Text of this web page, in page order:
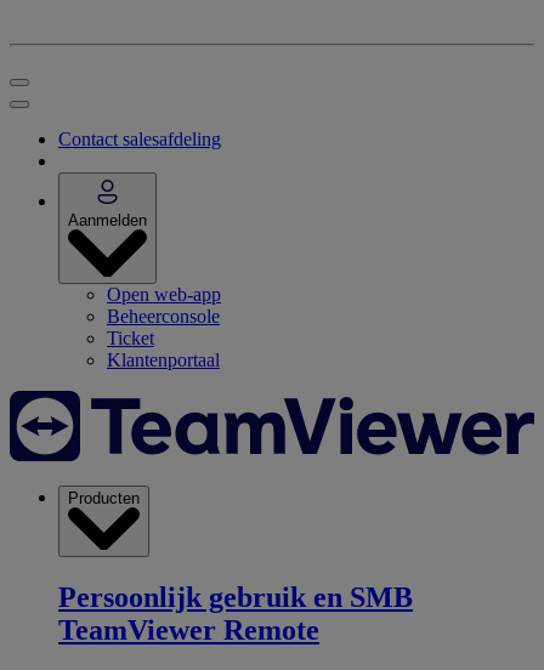
Contact salesafdeling
Aanmelden
Open web-app
Beheerconsole
Ticket
Klantenportaal
Producten
Persoonlijk gebruik en SMB
TeamViewer Remote